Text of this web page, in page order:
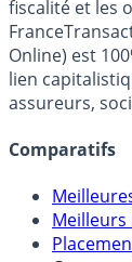
Média
fiscalité et les
Online) est
lien
assureurs,
Comparatifs